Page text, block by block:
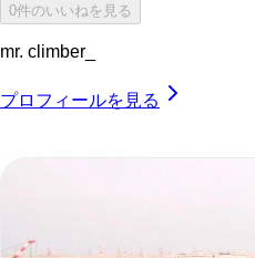
0件のいいねを見る
mr. climber_
プロフィールを見る